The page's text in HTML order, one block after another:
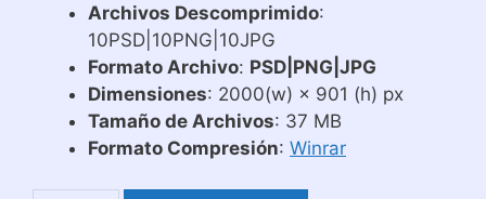
Archivos Descomprimido:
10PSD|10PNG|10JPG
Formato Archivo: PSD|PNG|JPG
Dimensiones: 2000(w) × 901 (h) px
Tamaño de Archivos: 37 MB
Formato Compresión: Winrar